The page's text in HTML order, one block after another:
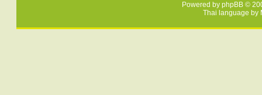
Powered by phpBB ©
Thai language by